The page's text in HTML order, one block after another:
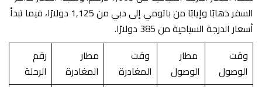
السفر ذهابًا وإيابًا من باتومي إلى دبي من 1,125 دولارًا، فيما تبدأ
أسعار الدرجة السياحية من 385 دولارًا.
وقت
الوصول
مطار
الوصول
وقت
المغادرة
مطار
المغادرة
رقم
الرحلة